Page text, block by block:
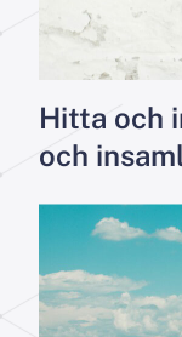
Hitta och
och